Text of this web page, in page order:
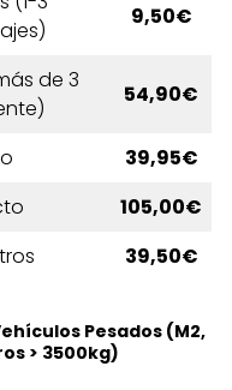
9,50€
de 3
54,90€
39,95€
105,00€
39,50€
Pesados (M2,
> 3500kg)